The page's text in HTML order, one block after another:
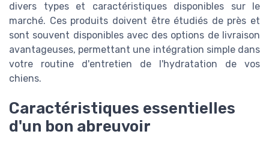
divers types et caractéristiques disponibles sur le
marché. Ces produits doivent être étudiés de près et
sont souvent disponibles avec des options de livraison
avantageuses, permettant une intégration simple dans
votre routine d'entretien de l'hydratation de vos
chiens.
Caractéristiques essentielles
d'un bon abreuvoir